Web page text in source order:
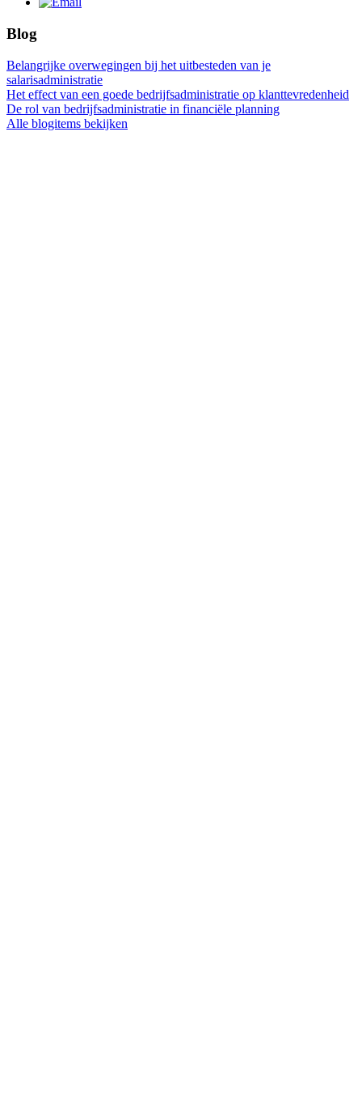
Blog
Belangrijke overwegingen bij het uitbesteden van je
salarisadministratie
Het effect van een goede bedrijfsadministratie op klanttevredenheid
De rol van bedrijfsadministratie in financiële planning
Alle blogitems bekijken